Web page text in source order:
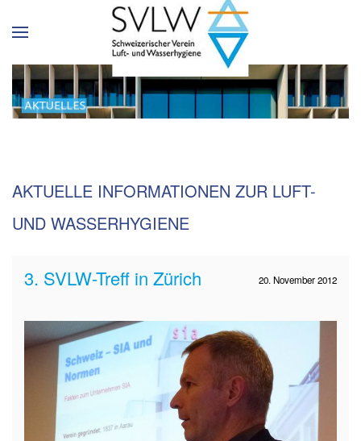
AKTUELLE INFORMATIONEN ZUR LUFT-
UND WASSERHYGIENE
3. SVLW-Treff in Zürich 20. November 2012